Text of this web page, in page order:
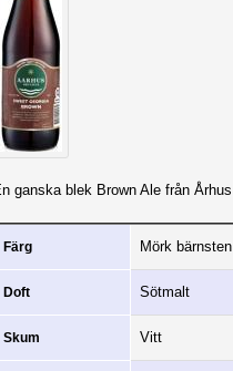
ganska blek Brown Ale från Århus
Färg Mörk bärnsten
Doft Sötmalt
Skum Vitt